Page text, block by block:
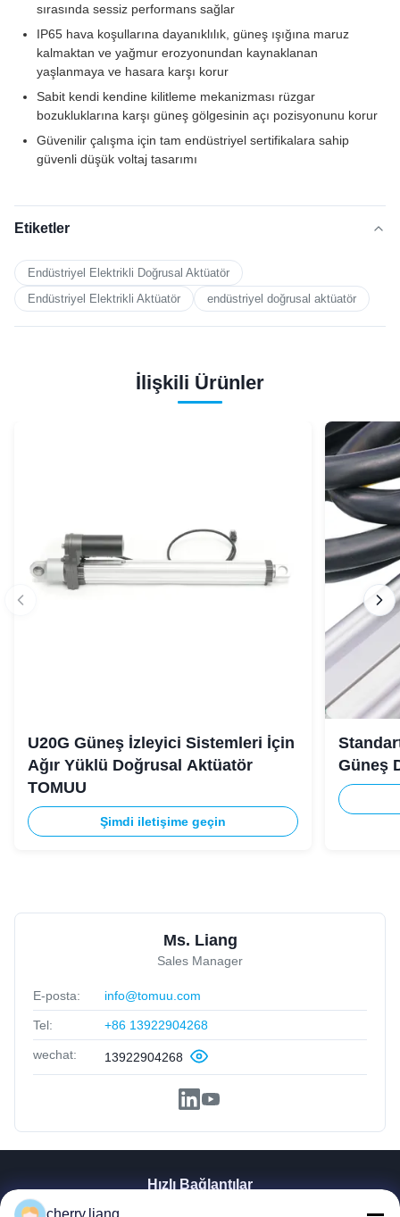
sırasında sessiz performans sağlar
IP65 hava koşullarına dayanıklılık, güneş ışığına maruz
kalmaktan ve yağmur erozyonundan kaynaklanan
yaşlanmaya ve hasara karşı korur
Sabit kendi kendine kilitleme mekanizması rüzgar
bozukluklarına karşı güneş gölgesinin açı pozisyonunu korur
Güvenilir çalışma için tam endüstriyel sertifikalara sahip
güvenli düşük voltaj tasarımı
Etiketler
Endüstriyel Elektrikli Doğrusal Aktüatör
Endüstriyel Elektrikli Aktüatör
endüstriyel doğrusal aktüatör
İlişkili Ürünler
U20G Güneş İzleyici Sistemleri İçin
Ağır Yüklü Doğrusal Aktüatör
TOMUU
Şimdi iletişime geçin
Güneş
Ms. Liang
Sales Manager
E-posta: info@tomuu.com
Tel: +86 13922904268
wechat: 13922904268
Hızlı Bağlantılar
cherry.liang